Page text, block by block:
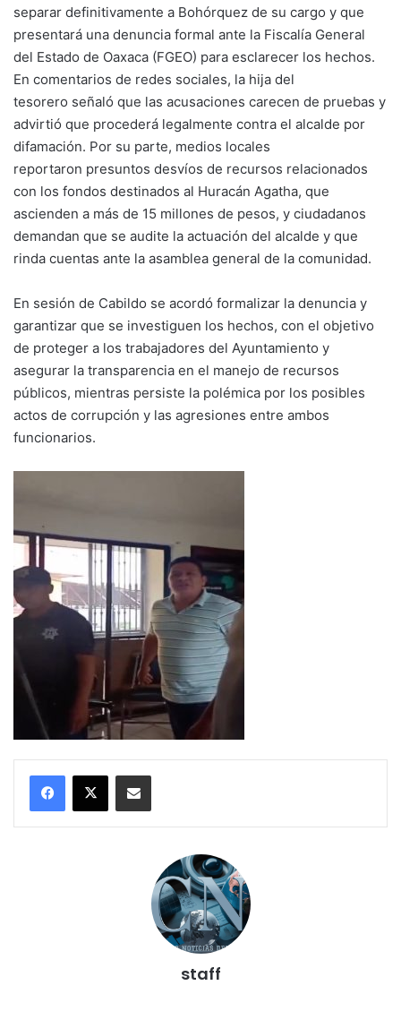
separar definitivamente a Bohórquez de su cargo y que
presentará una denuncia formal ante la Fiscalía General
del Estado de Oaxaca (FGEO) para esclarecer los hechos.
En comentarios de redes sociales, la hija del
tesorero señaló que las acusaciones carecen de pruebas y
advirtió que procederá legalmente contra el alcalde por
difamación. Por su parte, medios locales
reportaron presuntos desvíos de recursos relacionados
con los fondos destinados al Huracán Agatha, que
ascienden a más de 15 millones de pesos, y ciudadanos
demandan que se audite la actuación del alcalde y que
rinda cuentas ante la asamblea general de la comunidad.
En sesión de Cabildo se acordó formalizar la denuncia y
garantizar que se investiguen los hechos, con el objetivo
de proteger a los trabajadores del Ayuntamiento y
asegurar la transparencia en el manejo de recursos
públicos, mientras persiste la polémica por los posibles
actos de corrupción y las agresiones entre ambos
funcionarios.
Compartir por correo electrónico
staff